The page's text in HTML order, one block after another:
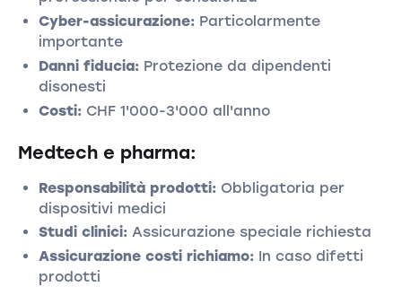
Cyber-assicurazione: Particolarmente
importante
Danni fiducia: Protezione da dipendenti
disonesti
Costi: CHF 1'000-3'000 all'anno
Medtech e pharma:
Responsabilità prodotti: Obbligatoria per
dispositivi medici
Studi clinici: Assicurazione speciale richiesta
Assicurazione costi richiamo: In caso difetti
prodotti